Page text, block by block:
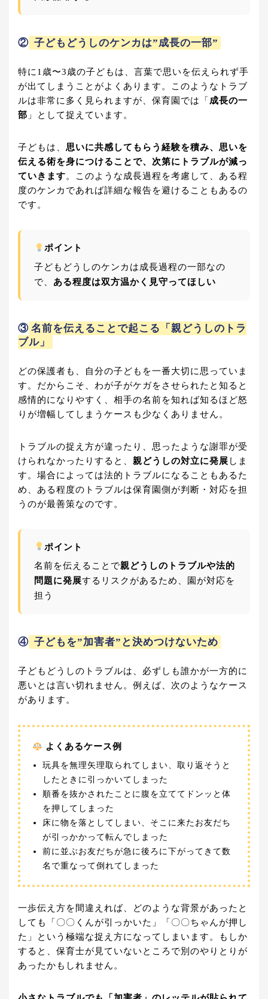
② 子どもどうしのケンカは”成長の一部”
特に1歳〜3歳の子どもは、言葉で思いを伝えられず手
が出てしまうことがよくあります。このようなトラブ
ルは非常に多く見られますが、保育園では「 成長の一
部 」として捉えています。
子どもは、 思いに共感してもらう経験を積み、思いを
伝える術を身につけることで、次第にトラブルが減っ
ていきます。このような成長過程を考慮して、ある程
度のケンカであれば詳細な報告を避けることもあるの
です。
ポイント
子どもどうしのケンカは成長過程の一部なの
で、 ある程度は双方温かく見守ってほしい
③ 名前を伝えることで起こる「親どうしのトラ
ブル」
どの保護者も、自分の子どもを一番大切に思っていま
す。だからこそ、わが子がケガをさせられたと知ると
感情的になりやすく、相手の名前を知れば知るほど怒
りが増幅してしまうケースも少なくありません。
トラブルの捉え方が違ったり、思ったような謝罪が受
けられなかったりすると、 親どうしの対立に発展 しま
す。場合によっては法的トラブルになることもあるた
め、ある程度のトラブルは保育園側が判断・対応を担
うのが最善策なのです。
ポイント
名前を伝えることで親どうしのトラブルや法的
問題に発展するリスクがあるため、園が対応を
担う
④ 子どもを”加害者”と決めつけないため
子どもどうしのトラブルは、必ずしも誰かが一方的に
悪いとは言い切れません。例えば、次のようなケース
があります。
よくあるケース例
玩具を無理矢理取られてしまい、取り返そうと
したときに引っかいてしまった
順番を抜かされたことに腹を立ててドンッと体
を押してしまった
床に物を落としてしまい、そこに来たお友だち
が引っかかって転んでしまった
前に並ぶお友だちが急に後ろに下がってきて数
名で重なって倒れてしまった
一歩伝え方を間違えれば、どのような背景があったと
しても「〇〇くんが引っかいた」「〇〇ちゃんが押し
た」という極端な捉え方になってしまいます。もしか
すると、保育士が見ていないところで別のやりとりが
あったかもしれません。